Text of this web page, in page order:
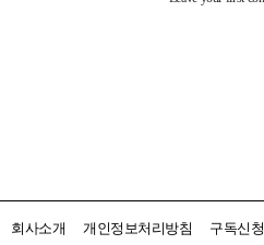
회사소개 개인정보처리방침 구독신청